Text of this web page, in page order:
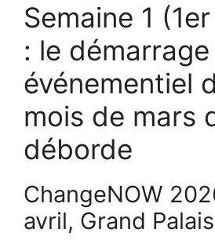
Semaine 1
: le démarrage
événementiel
mois de mars
déborde
ChangeNOW
avril, Grand Palais